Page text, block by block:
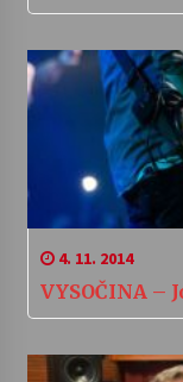
4. 11. 2014
VYSOČINA –